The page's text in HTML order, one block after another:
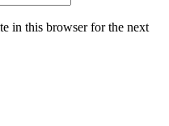
in this browser for the next